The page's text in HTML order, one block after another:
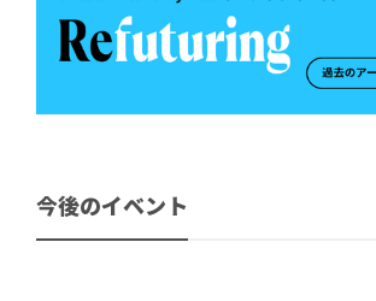
今後のイベント